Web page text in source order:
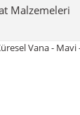
Malzemeleri